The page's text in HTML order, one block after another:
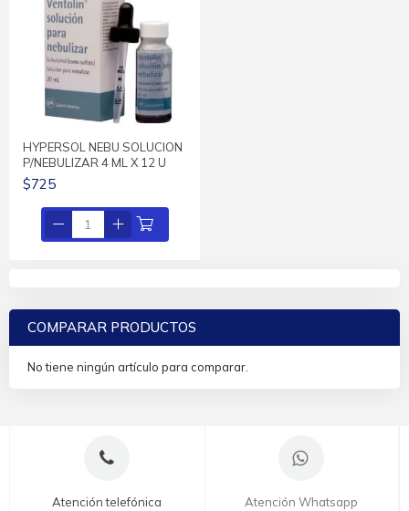
HYPERSOL NEBU SOLUCION
P/NEBULIZAR 4 ML X 12 U
$725
COMPARAR PRODUCTOS
No tiene ningún artículo para comparar.
Atención telefónica
Atención Whatsapp